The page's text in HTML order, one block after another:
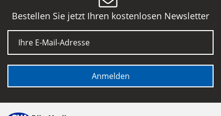
Bestellen Sie jetzt Ihren kostenlosen Newsletter
E-Mail
Anmelden